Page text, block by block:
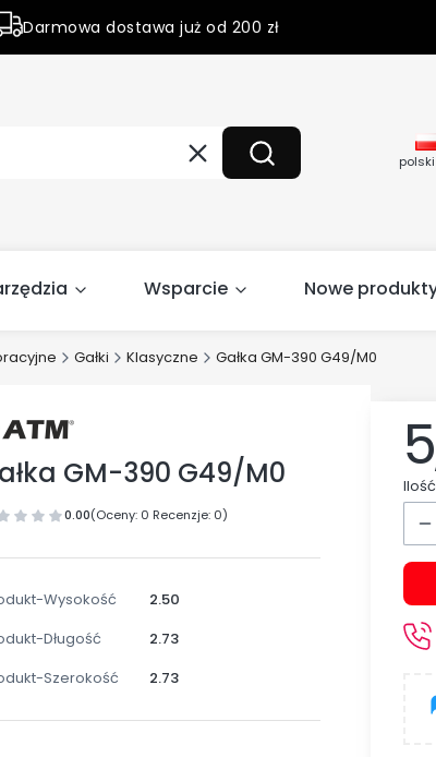
Darmowa dostawa już od 200 zł
WyczyśćSzukaj polski
Wsparcie Nowe
Gałki Klasyczne Gałka GM-390 G49/M0
GM-390 G49/M0
0.00(Oceny: 0 Recenzje: 0)
Wysokość
2.50
Długość
2.73
Szerokość
2.73
Ilość